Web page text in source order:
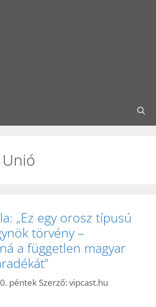
„Ez egy orosz típusú
törvény –
a független magyar
péntek Szerző: vipcast.hu